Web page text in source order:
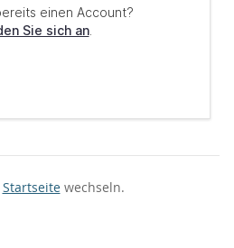
Startseitewechseln.